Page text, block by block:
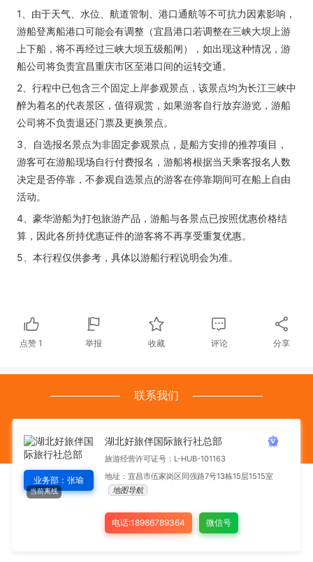
1、由于天气、水位、航道管制、港口通航等不可抗力因素影响，
游船登离船港口可能会有调整（宜昌港口若调整在三峡大坝上游
上下船，将不再经过三峡大坝五级船闸），如出现这种情况，游
船公司将负责宜昌重庆市区至港口间的运转交通。
2、行程中已包含三个固定上岸参观景点，该景点均为长江三峡中
醉为着名的代表景区，值得观赏，如果游客自行放弃游览，游船
公司将不负责退还门票及更换景点。
3、自选报名景点为非固定参观景点，是船方安排的推荐项目，
游客可在游船现场自行付费报名，游船将根据当天乘客报名人数
决定是否停靠，不参观自选景点的游客在停靠期间可在船上自由
活动。
4、豪华游船为打包旅游产品，游船与各景点已按照优惠价格结
算，因此各所持优惠证件的游客将不再享受重复优惠。
5、本行程仅供参考，具体以游船行程说明会为准。
点赞1 举报 收藏 评论 分享
联系我们
当前离线
业务部：张瑜
湖北好旅伴国际旅行社总部
旅游经营许可证号：L-HUB-101163
地址：宜昌市伍家岗区同强路7号13栋15层1515室
地图导航
电话:18986789364 微信号